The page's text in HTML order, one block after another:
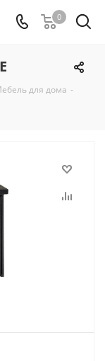
0
для дома -